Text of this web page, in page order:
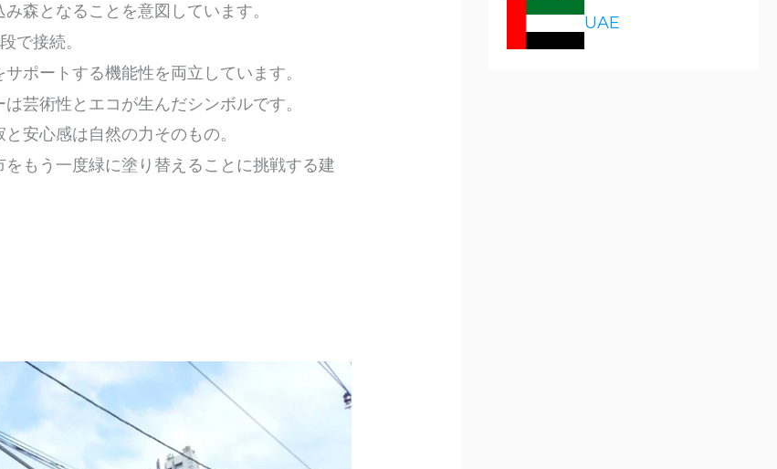
森となることを意図しています。
で接続。
ポートする機能性を両立しています。
芸術性とエコが生んだシンボルです。
安心感は自然の力そのもの。
もう一度緑に塗り替えることに挑戦する建
UAE